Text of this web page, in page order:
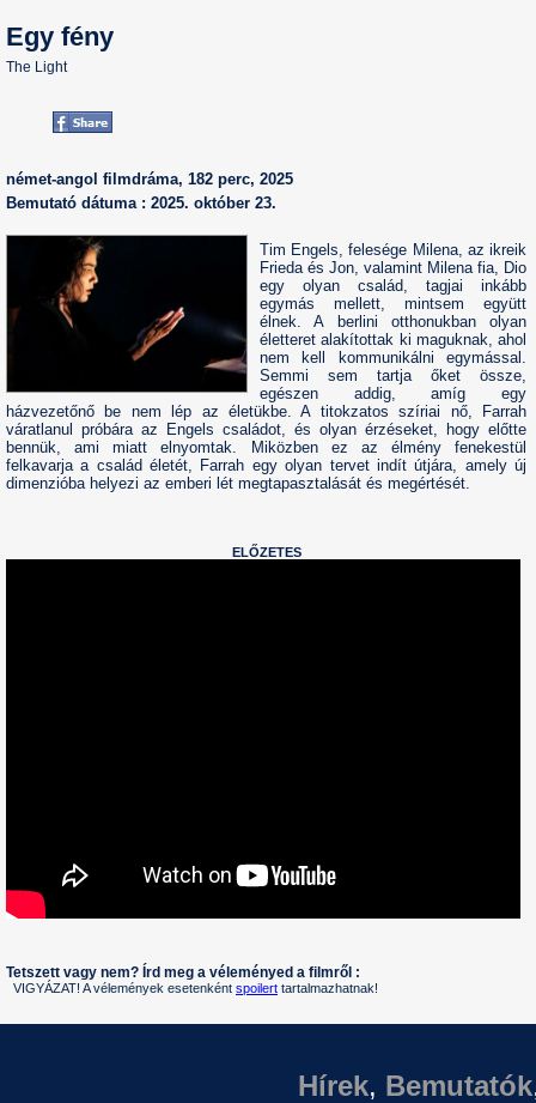
Egy fény
The Light
német-angol filmdráma, 182 perc, 2025
Bemutató dátuma : 2025. október 23.
Tim Engels, felesége Milena, az ikreik
Frieda és Jon, valamint Milena fia, Dio
egy olyan család, tagjai inkább
egymás mellett, mintsem együtt
élnek. A berlini otthonukban olyan
életteret alakítottak ki maguknak, ahol
nem kell kommunikálni egymással.
Semmi sem tartja őket össze,
egészen addig, amíg egy
házvezetőnő be nem lép az életükbe. A titokzatos szíriai nő, Farrah
váratlanul próbára az Engels családot, és olyan érzéseket, hogy előtte
bennük, ami miatt elnyomtak. Miközben ez az élmény fenekestül
felkavarja a család életét, Farrah egy olyan tervet indít útjára, amely új
dimenzióba helyezi az emberi lét megtapasztalását és megértését.
ELŐZETES
Tetszett vagy nem? Írd meg a véleményed a filmről :
VIGYÁZAT! A vélemények esetenként spoilert tartalmazhatnak!
Hírek, Bemutatók